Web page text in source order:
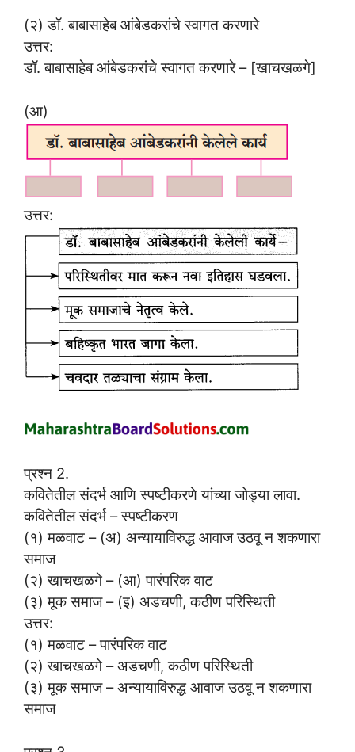
(२) डॉ. बाबासाहेब आंबेडकरांचे स्वागत करणारे
उत्तर:
डॉ. बाबासाहेब आंबेडकरांचे स्वागत करणारे – [खाचखळगे]
(आ)
उत्तर:
प्रश्न 2.
कवितेतील संदर्भ आणि स्पष्टीकरणे यांच्या जोड्या लावा.
कवितेतील संदर्भ – स्पष्टीकरण
(१) मळवाट – (अ) अन्यायाविरुद्ध आवाज उठवू न शकणारा
समाज
(२) खाचखळगे – (आ) पारंपरिक वाट
(३) मूक समाज – (इ) अडचणी, कठीण परिस्थिती
उत्तर:
(१) मळवाट – पारंपरिक वाट
(२) खाचखळगे – अडचणी, कठीण परिस्थिती
(३) मूक समाज – अन्यायाविरुद्ध आवाज उठवू न शकणारा
समाज